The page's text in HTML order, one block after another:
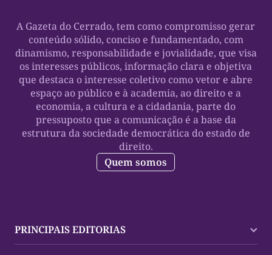
A Gazeta do Cerrado, tem como compromisso gerar
conteúdo sólido, conciso e fundamentado, com
dinamismo, responsabilidade e jovialidade, que visa
os interesses públicos, informação clara e objetiva
que destaca o interesse coletivo como vetor e abre
espaço ao público e à academia, ao direito e a
economia, a cultura e a cidadania, parte do
pressuposto que a comunicação é a base da
estrutura da sociedade democrática do estado de
direito.
Quem somos
PRINCIPAIS EDITORIAS